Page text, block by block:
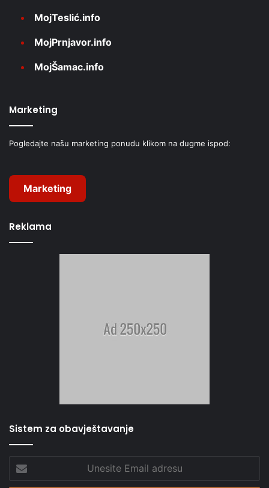
MojTeslić.info
MojPrnjavor.info
MojŠamac.info
Marketing
Pogledajte našu marketing ponudu klikom na dugme ispod:
Marketing
Reklama
Sistem za obavještavanje
Unesite
Email